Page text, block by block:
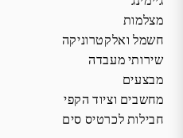
מצלמות
חשמל ואלקטרוניקה
שירותי מעבדה
מבצעים
מחשבים וציוד הקפי
חבילות לכרטיס סים